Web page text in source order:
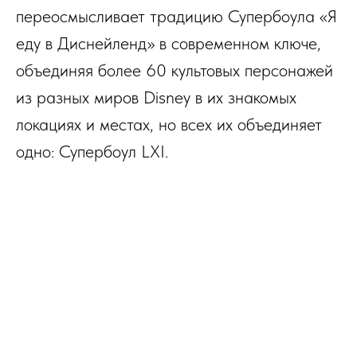
переосмысливает традицию Супербоула «Я
еду в Диснейленд» в современном ключе,
объединяя более 60 культовых персонажей
из разных миров Disney в их знакомых
локациях и местах, но всех их объединяет
одно: Супербоул LXI.